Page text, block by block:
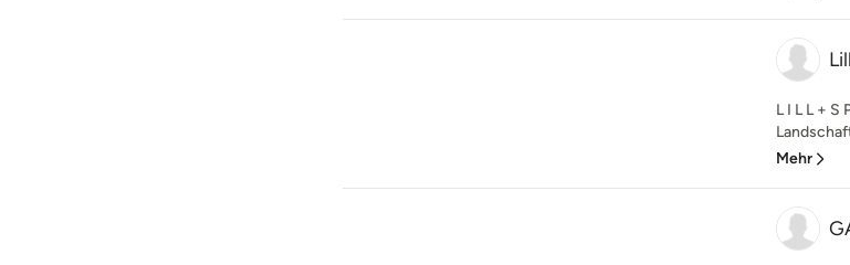
L I L L + S
Mehr